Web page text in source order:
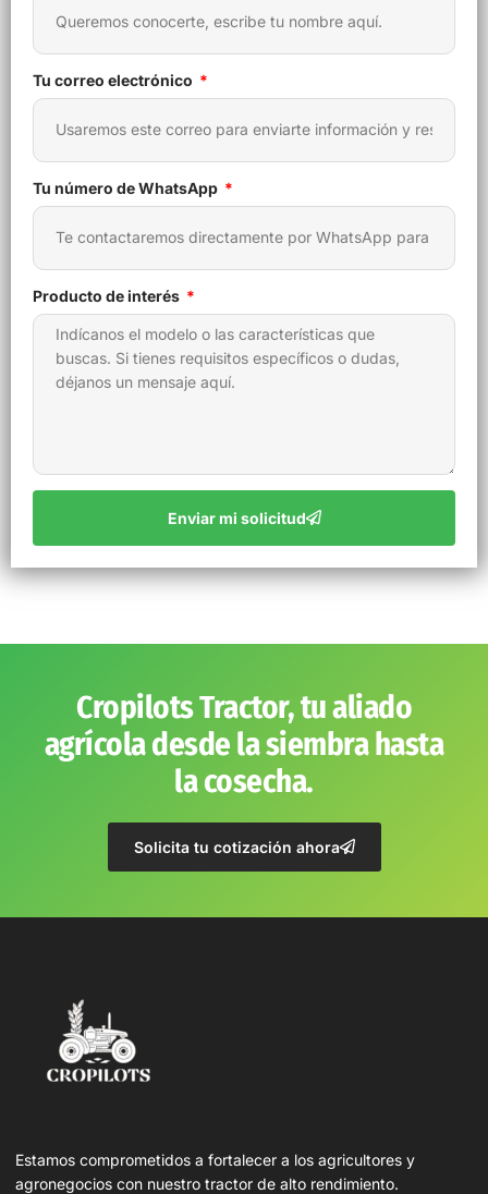
Tu correo electrónico
Tu número de WhatsApp
Producto de interés
Enviar mi solicitud
Cropilots Tractor, tu aliado
agrícola desde la siembra hasta
la cosecha.
Solicita tu cotización ahora
Estamos comprometidos a fortalecer a los agricultores y
agronegocios con nuestro tractor de alto rendimiento.